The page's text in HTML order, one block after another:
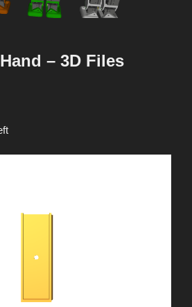
– 3D Files